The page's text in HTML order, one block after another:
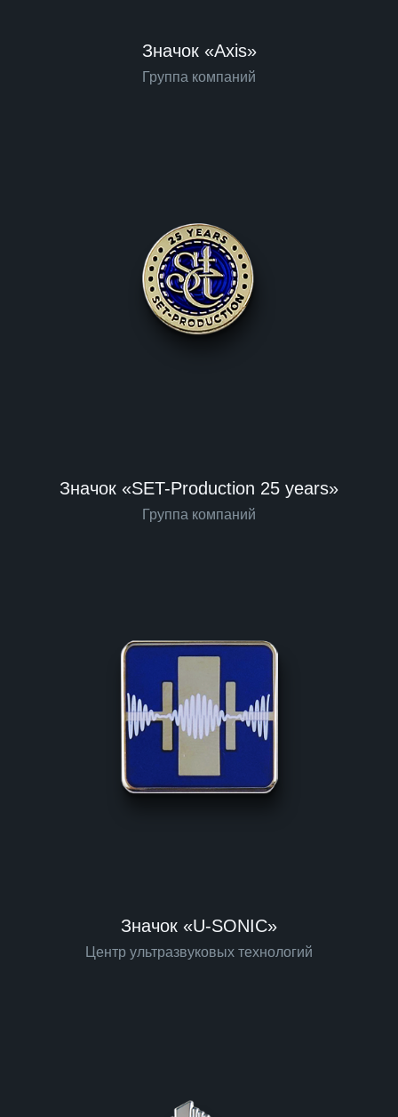
Значок «Axis»
Группа компаний
Значок «SET-Production 25 years»
Группа компаний
Значок «U-SONIC»
Центр ультразвуковых технологий